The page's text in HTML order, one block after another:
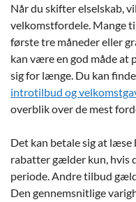
Når du skifter elselskab,
velkomstfordele. Mange
første tre måneder eller
kan være en god måde at
sig for længe. Du kan
introtilbud og
overblik over de mest
Det kan betale sig at
rabatter gælder kun, hvis
periode. Andre tilbud
Den gennemsnitlige